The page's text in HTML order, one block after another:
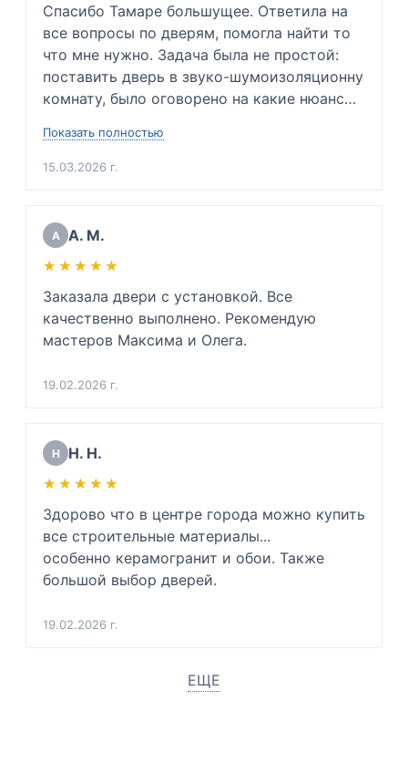
Спасибо Тамаре большущее. Ответила на
все вопросы по дверям, помогла найти то
что мне нужно. Задача была не простой:
поставить дверь в звуко-шумоизоляционну
комнату, было оговорено на какие нюансы
невозможно избежать. Так же подсказала
какую входную дверь нужно будет купить в
будущем, ибо мою дверь повело. Сразу
сказала приблизительную цену. Очень
вежлива и подкованный специалист своего
дела. Очень благодарен.
(Для инженеров: хорошо разбирается в
физике звуковой волны, напряжении
металлов и тех. процессе монтажа дверей
да и просто хороший человек)
Показать полностью
15.03.2026 г.
А А. М.
★★★★★
★★★★★
Заказала двери с установкой. Все
качественно выполнено. Рекомендую
мастеров Максима и Олега.
19.02.2026 г.
Н Н. Н.
★★★★★
★★★★★
Здорово что в центре города можно купить
все строительные материалы...
особенно керамогранит и обои. Также
большой выбор дверей.
19.02.2026 г.
ЕЩЕ